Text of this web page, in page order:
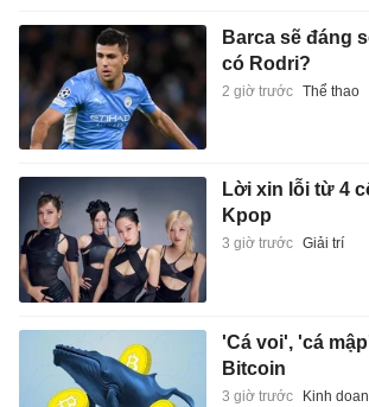
Barca sẽ đáng
có Rodri?
2 giờ trước Thể thao
Lời xin lỗi từ 4
Kpop
3 giờ trước Giải trí
'Cá voi', 'cá
Bitcoin
3 giờ trước Kinh